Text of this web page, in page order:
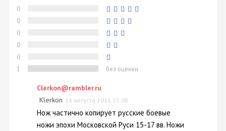
0
0
0
0
0
1
без оценки
Clerkon@rambler.ru
Klerkon 14 августа 2011 15:08
Нож частично копирует русские боевые
ножи эпохи Московской Руси 15-17 вв. Ножи